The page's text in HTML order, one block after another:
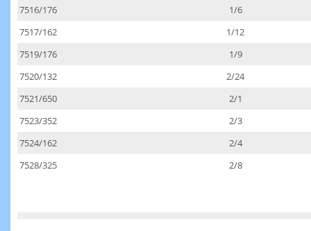
7516/176
1/6
7517/162
1/12
7519/176
1/9
7520/132
2/24
7521/650
2/1
7523/352
2/3
7524/162
2/4
7528/325
2/8